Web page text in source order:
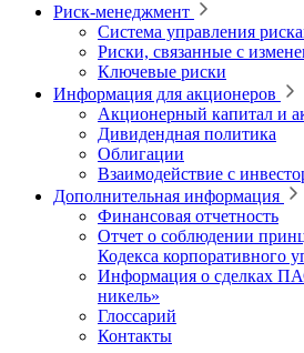
Риск-менеджмент
Система управления
Риски, связанные с
Ключевые риски
Информация для акционеров
Акционерный капитал и
Дивидендная политика
Облигации
Взаимодействие с
Дополнительная информация
Финансовая отчетность
Отчет о соблюдении
Кодекса корпоративного
Информация о сделках
никель»
Глоссарий
Контакты